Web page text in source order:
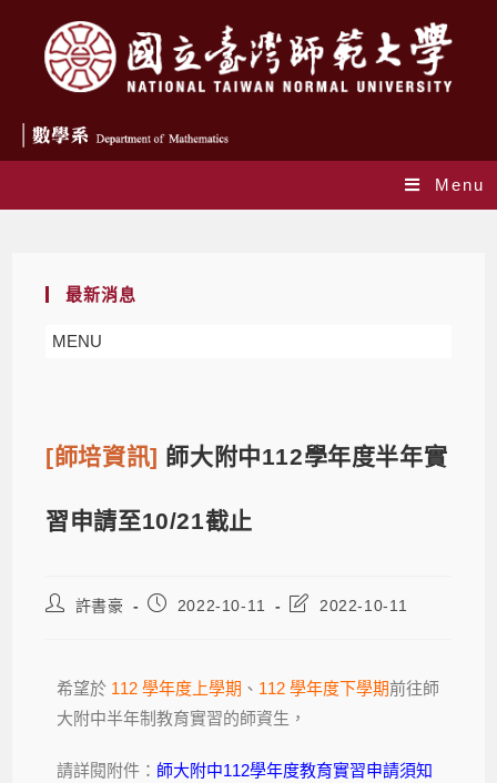
Menu
最新消息
MENU
[師培資訊] 師大附中112學年度半年實
習申請至10/21截止
許書豪 2022-10-11 2022-10-11
希望於 112 學年度上學期 、 112 學年度下學期前往師
大附中半年制教育實習的師資生，
請詳閱附件： 師大附中112學年度教育實習申請須知